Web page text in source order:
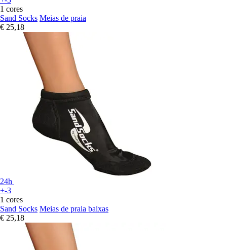
1 cores
Sand Socks Meias de praia
€ 25,18
24h
+-3
1 cores
Sand Socks Meias de praia baixas
€ 25,18